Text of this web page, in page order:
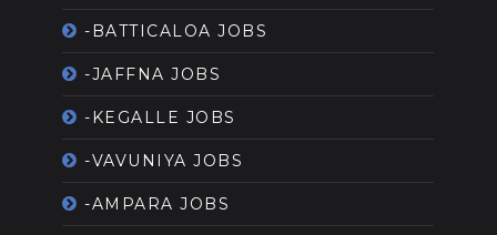
-BATTICALOA JOBS
-JAFFNA JOBS
-KEGALLE JOBS
-VAVUNIYA JOBS
-AMPARA JOBS